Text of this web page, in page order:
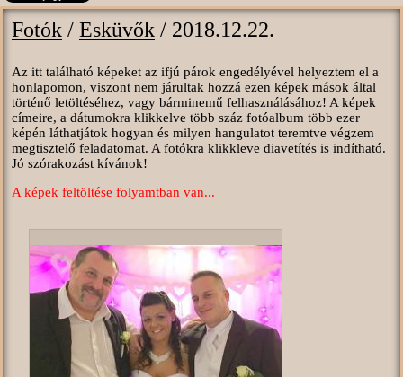
Fotók / Esküvők / 2018.12.22.
Az itt található képeket az ifjú párok engedélyével helyeztem el a
honlapomon, viszont nem járultak hozzá ezen képek mások által
történő letöltéséhez, vagy bárminemű felhasználásához! A képek
címeire, a dátumokra klikkelve több száz fotóalbum több ezer
képén láthatjátok hogyan és milyen hangulatot teremtve végzem
megtisztelő feladatomat. A fotókra klikkleve diavetítés is indítható.
Jó szórakozást kívánok!
A képek feltöltése folyamtban van...